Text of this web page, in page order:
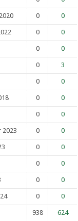
0 0
0 0
0 0
0 3
0 0
0 0
0 0
2023 0 0
0 0
0 0
0 0
0 0
938 624